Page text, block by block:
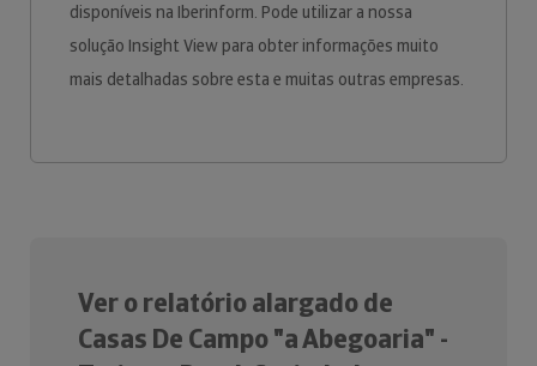
disponíveis na Iberinform. Pode utilizar a nossa
solução Insight View para obter informações muito
mais detalhadas sobre esta e muitas outras empresas.
Ver o relatório alargado de
Casas De Campo "a Abegoaria" -